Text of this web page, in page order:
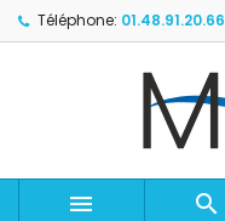
Téléphone: 01.48.91.20.66
 